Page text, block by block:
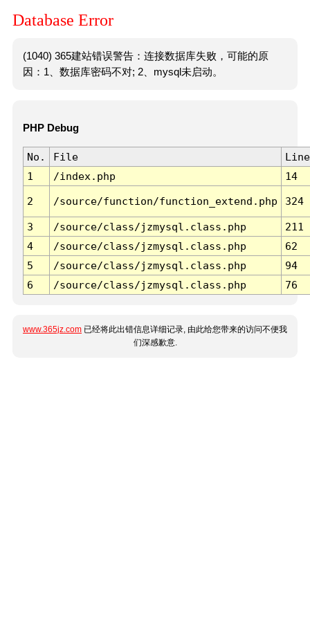
Database Error
(1040) 365建站错误警告：连接数据库失败，可能的原
因：1、数据库密码不对; 2、mysql未启动。
PHP Debug
No. File
Line
1
/index.php 14
2 /source/function/function_extend.php 324
3 /source/class/jzmysql.class.php
211
4
/source/class/jzmysql.class.php
62
5
/source/class/jzmysql.class.php
94
6
/source/class/jzmysql.class.php 76
www.365jz.com 已经将此出错信息详细记录, 由此给您带来的访问不便我
们深感歉意.